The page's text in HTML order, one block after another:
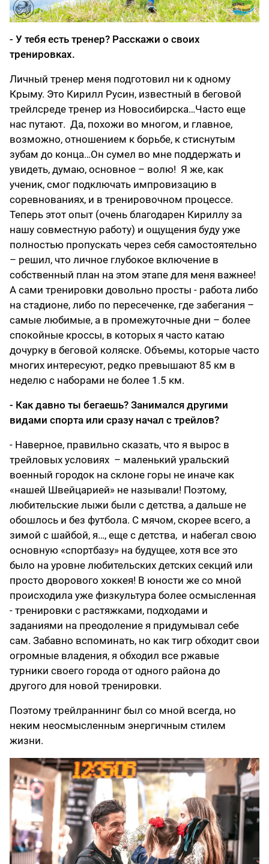
- У тебя есть тренер? Расскажи о своих
тренировках.
Личный тренер меня подготовил ни к одному
Крыму. Это Кирилл Русин, известный в беговой
трейлсреде тренер из Новосибирска…Часто еще
нас путают. Да, похожи во многом, и главное,
возможно, отношением к борьбе, к стиснутым
зубам до конца…Он сумел во мне поддержать и
увидеть, думаю, основное – волю! Я же, как
ученик, смог подключать импровизацию в
соревнованиях, и в тренировочном процессе.
Теперь этот опыт (очень благодарен Кириллу за
нашу совместную работу) и ощущения буду уже
полностью пропускать через себя самостоятельно
– решил, что личное глубокое включение в
собственный план на этом этапе для меня важнее!
А сами тренировки довольно просты - работа либо
на стадионе, либо по пересеченке, где забегания –
самые любимые, а в промежуточные дни – более
спокойные кроссы, в которых я часто катаю
дочурку в беговой коляске. Объемы, которые часто
многих интересуют, редко превышают 85 км в
неделю с наборами не более 1.5 км.
- Как давно ты бегаешь? Занимался другими
видами спорта или сразу начал с трейлов?
- Наверное, правильно сказать, что я вырос в
трейловых условиях – маленький уральский
военный городок на склоне горы не иначе как
«нашей Швейцарией» не называли! Поэтому,
любительские лыжи были с детства, а дальше не
обошлось и без футбола. С мячом, скорее всего, а
зимой с шайбой, я…, еще с детства, и набегал свою
основную «спортбазу» на будущее, хотя все это
было на уровне любительских детских секций или
просто дворового хоккея! В юности же со мной
происходила уже физкультура более осмысленная
- тренировки с растяжками, подходами и
заданиями на преодоление я придумывал себе
сам. Забавно вспоминать, но как тигр обходит свои
огромные владения, я обходил все ржавые
турники своего города от одного района до
другого для новой тренировки.
Поэтому трейлраннинг был со мной всегда, но
неким неосмысленным энергичным стилем
жизни.